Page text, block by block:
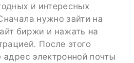
и интересных
нужно зайти на
биржи и нажать на
После этого
адрес электронной почты